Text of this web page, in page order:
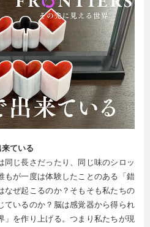
ている
同じ長さだったり、同じ味のシロッ
もが一度は体験したことのある「錯
なぜ起こるのか？そもそも私たちの
ているのか？脳は感覚器から得られ
」を作り上げる。つまり私たちが現